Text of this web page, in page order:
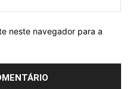
neste navegador para a